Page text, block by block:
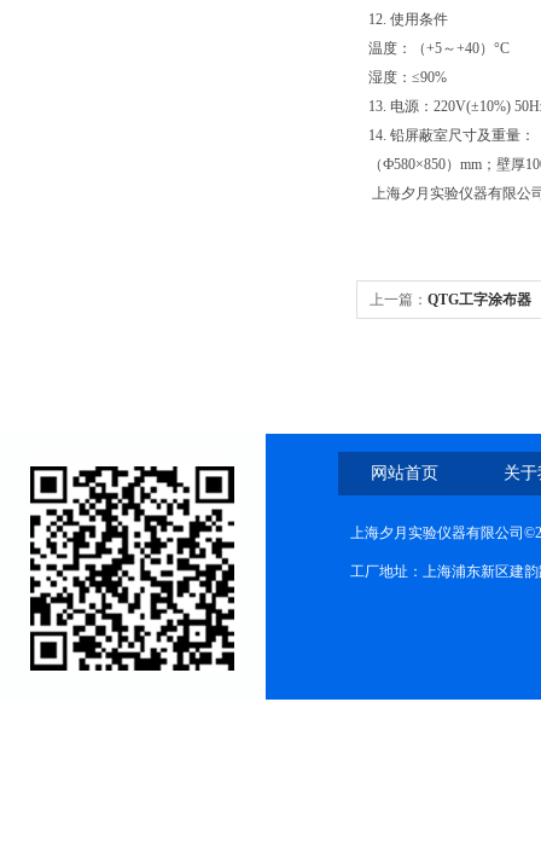
12. 使用条件
温度：（+5～+40）°C
湿度：≤90%
13. 电源：220V(±10%)
14. 铅屏蔽室尺寸及重量：
（Ф580×850）mm；壁厚
上海夕月实验仪器有限公
上一篇： QTG工字涂布器
网站首页 关
上海夕月实验仪器有限公司
工厂地址：上海浦东新区建韵